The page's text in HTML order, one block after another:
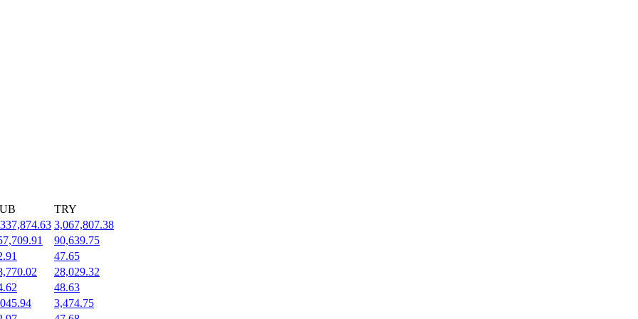
TRY
3,067,807.38
90,639.75
47.65
28,029.32
48.63
3,474.75